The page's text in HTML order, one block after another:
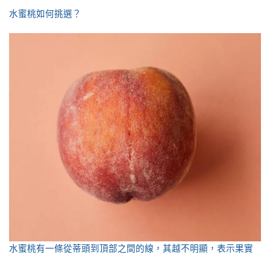
水蜜桃如何挑選？
水蜜桃有一條從蒂頭到頂部之間的線，其越不明顯，表示果實